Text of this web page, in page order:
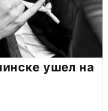
ушел на